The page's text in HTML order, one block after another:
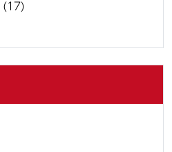
(17)